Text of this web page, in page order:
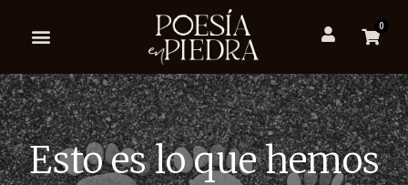
0
Esto es lo que hemos